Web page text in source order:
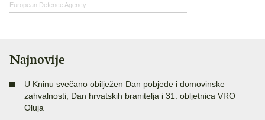
European Defence Agency
Najnovije
U Kninu svečano obilježen Dan pobjede i domovinske
zahvalnosti, Dan hrvatskih branitelja i 31. obljetnica VRO
Oluja